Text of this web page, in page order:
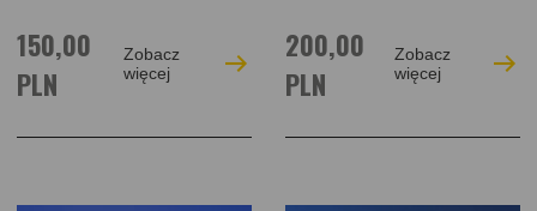
150,00
PLN
Zobacz
więcej
200,00
PLN
Zobacz
więcej